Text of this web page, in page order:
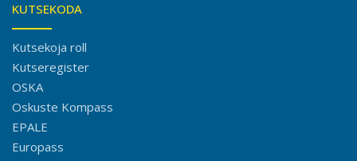
KUTSEKODA
Kutsekoja roll
Kutseregister
OSKA
Oskuste Kompass
EPALE
Europass